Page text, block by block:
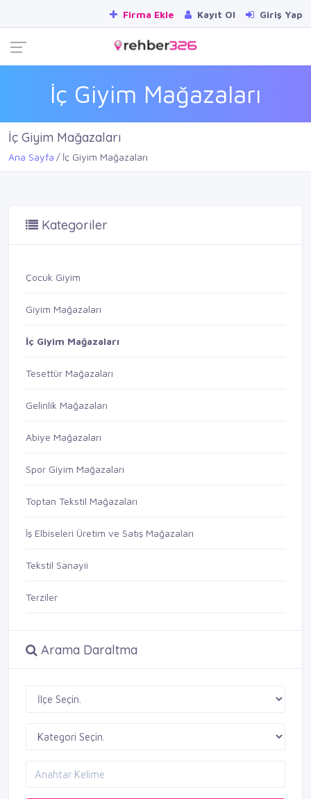
Firma Ekle Kayıt Ol Giriş Yap
İç Giyim Mağazaları
İç Giyim Mağazaları
Ana Sayfa İç Giyim Mağazaları
Kategoriler
Çocuk Giyim
Giyim Mağazaları
İç Giyim Mağazaları
Tesettür Mağazaları
Gelinlik Mağazaları
Abiye Mağazaları
Spor Giyim Mağazaları
Toptan Tekstil Mağazaları
İş Elbiseleri Üretim ve Satış Mağazaları
Tekstil Sanayii
Terziler
Arama Daraltma